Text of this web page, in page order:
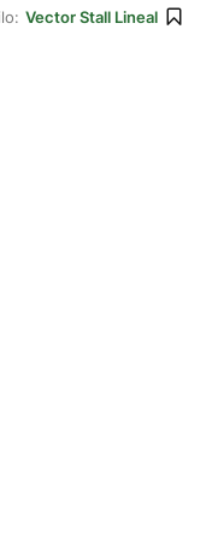
Vector Stall Lineal